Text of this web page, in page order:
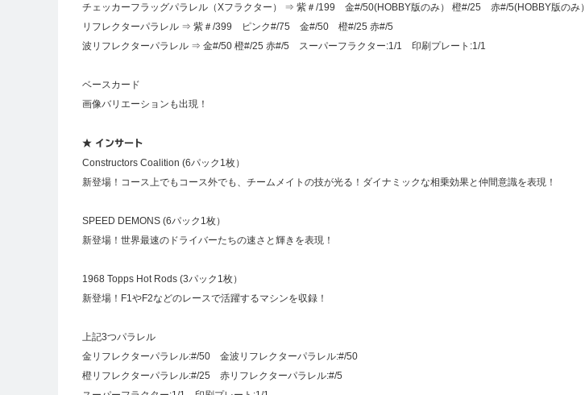
チェッカーフラッグパラレル（Xフラクター） ⇒ 紫＃/199 金#/50(HOBBY版のみ） 橙#/25 赤#/5(HOBBY版のみ）
リフレクターパラレル ⇒ 紫＃/399 ピンク#/75 金#/50 橙#/25 赤#/5
波リフレクターパラレル ⇒ 金#/50 橙#/25 赤#/5 スーパーフラクター:1/1 印刷プレート:1/1
ベースカード
画像バリエーションも出現！
★ インサート
Constructors Coalition (6パック1枚）
新登場！コース上でもコース外でも、チームメイトの技が光る！ダイナミックな相乗効果と仲間意識を表現！
SPEED DEMONS (6パック1枚）
新登場！世界最速のドライバーたちの速さと輝きを表現！
1968 Topps Hot Rods (3パック1枚）
新登場！F1やF2などのレースで活躍するマシンを収録！
上記3つパラレル
金リフレクターパラレル:#/50 金波リフレクターパラレル:#/50
橙リフレクターパラレル:#/25 赤リフレクターパラレル:#/5